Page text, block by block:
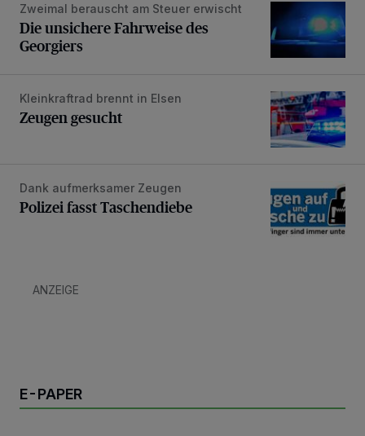
Die unsichere Fahrweise des Georgiers
Zweimal berauscht am Steuer erwischt
Die unsichere Fahrweise des
Georgiers
Zeugen gesucht
Kleinkraftrad brennt in Elsen
Zeugen gesucht
Polizei fasst Taschendiebe
Dank aufmerksamer Zeugen
Polizei fasst Taschendiebe
ANZEIGE
E-PAPER